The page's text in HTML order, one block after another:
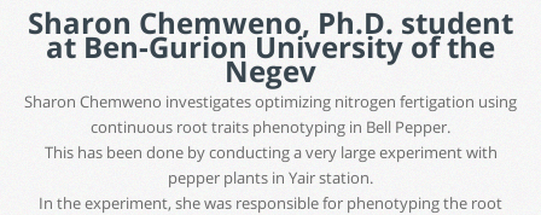
Sharon Chemweno, Ph.D. student
at Ben-Gurion University of the
Negev
Sharon Chemweno investigates optimizing nitrogen fertigation using
continuous root traits phenotyping in Bell Pepper.
This has been done by conducting a very large experiment with
pepper plants in Yair station.
In the experiment, she was responsible for phenotyping the root